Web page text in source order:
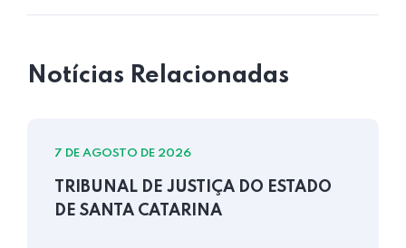
Notícias Relacionadas
7 DE AGOSTO DE 2026
TRIBUNAL DE JUSTIÇA DO ESTADO
DE SANTA CATARINA